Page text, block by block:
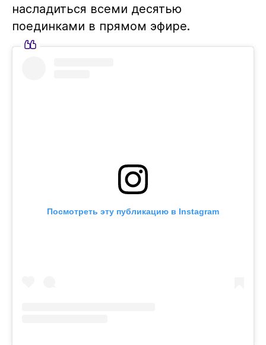
насладиться всеми десятью
поединками в прямом эфире.
Посмотреть эту публикацию в Instagram